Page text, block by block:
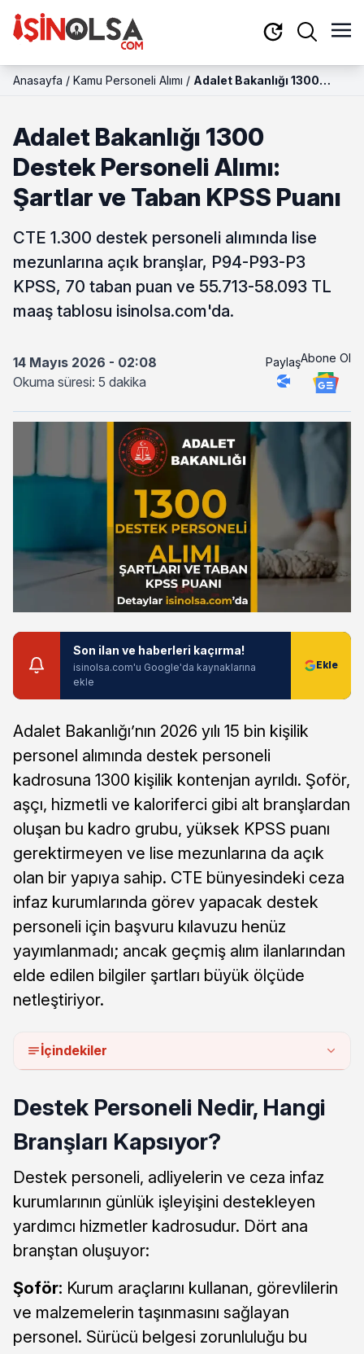
Anasayfa / Kamu Personeli Alımı / Adalet Bakanlığı 1300
Puanı
Adalet Bakanlığı 1300
Destek Personeli Alımı:
Şartlar ve Taban KPSS Puanı
CTE 1.300 destek personeli alımında lise
mezunlarına açık branşlar, P94-P93-P3
KPSS, 70 taban puan ve 55.713-58.093 TL
maaş tablosu isinolsa.com'da.
14 Mayıs 2026 - 02:08
Okuma süresi: 5 dakika
PaylaşAbone Ol
Son ilan ve haberleri kaçırma!
isinolsa.com'u Google'da kaynaklarına
ekle
Adalet Bakanlığı’nın 2026 yılı 15 bin kişilik
personel alımında destek personeli
kadrosuna 1300 kişilik kontenjan ayrıldı. Şoför,
aşçı, hizmetli ve kaloriferci gibi alt branşlardan
oluşan bu kadro grubu, yüksek KPSS puanı
gerektirmeyen ve lise mezunlarına da açık
olan bir yapıya sahip. CTE bünyesindeki ceza
infaz kurumlarında görev yapacak destek
personeli için başvuru kılavuzu henüz
yayımlanmadı; ancak geçmiş alım ilanlarından
elde edilen bilgiler şartları büyük ölçüde
netleştiriyor.
İçindekiler
Destek Personeli Nedir, Hangi
Branşları Kapsıyor?
Destek personeli, adliyelerin ve ceza infaz
kurumlarının günlük işleyişini destekleyen
yardımcı hizmetler kadrosudur. Dört ana
branştan oluşuyor:
Şoför: Kurum araçlarını kullanan, görevlilerin
ve malzemelerin taşınmasını sağlayan
personel. Sürücü belgesi zorunluluğu bu